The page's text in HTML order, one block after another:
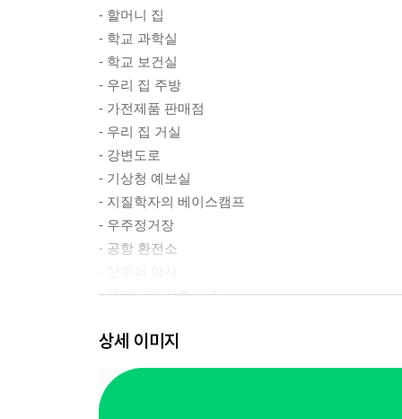
- 할머니 집
- 학교 과학실
- 학교 보건실
- 우리 집 주방
- 가전제품 판매점
- 우리 집 거실
- 강변도로
- 기상청 예보실
- 지질학자의 베이스캠프
- 우주정거장
- 공항 환전소
- 우리나라 전통 시간
상세 이미지